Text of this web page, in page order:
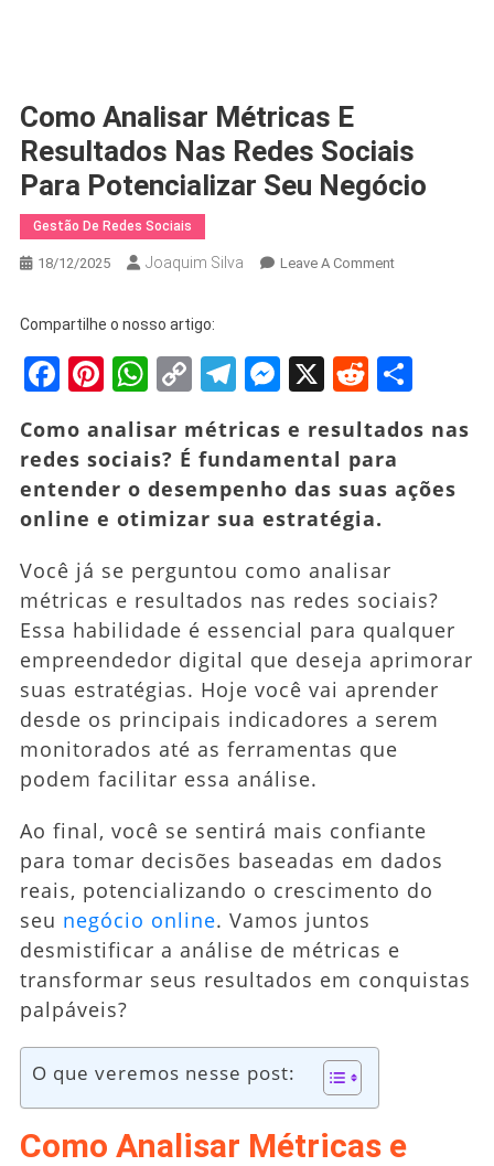
Como Analisar Métricas E
Resultados Nas Redes Sociais
Para Potencializar Seu Negócio
Gestão De Redes Sociais
18/12/2025 Joaquim Silva Leave A CommentOn
E
Resultados
Redes
Sociais
Para
Compartilhe o nosso artigo:
Facebook
Pinterest
WhatsApp
CopyTelegram
Messenger
X Reddit
Como analisar métricas e resultados nas
redes sociais? É fundamental para
entender o desempenho das suas ações
online e otimizar sua estratégia.
Você já se perguntou como analisar
métricas e resultados nas redes sociais?
Essa habilidade é essencial para qualquer
empreendedor digital que deseja aprimorar
suas estratégias. Hoje você vai aprender
desde os principais indicadores a serem
monitorados até as ferramentas que
podem facilitar essa análise.
Ao final, você se sentirá mais confiante
para tomar decisões baseadas em dados
reais, potencializando o crescimento do
seu negócio online. Vamos juntos
desmistificar a análise de métricas e
transformar seus resultados em conquistas
palpáveis?
O que veremos nesse post:
Como Analisar Métricas e